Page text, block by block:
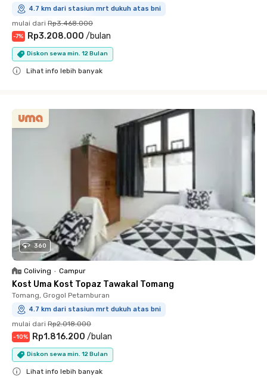
4.7 km dari stasiun mrt dukuh atas bni
mulai dari Rp3.468.000
-7% Rp3.208.000 /bulan
Diskon sewa min. 12 Bulan
Lihat info lebih banyak
360
Coliving • Campur
Kost Uma Kost Topaz Tawakal Tomang
Tomang, Grogol Petamburan
4.7 km dari stasiun mrt dukuh atas bni
mulai dari Rp2.018.000
-10% Rp1.816.200 /bulan
Diskon sewa min. 12 Bulan
Lihat info lebih banyak